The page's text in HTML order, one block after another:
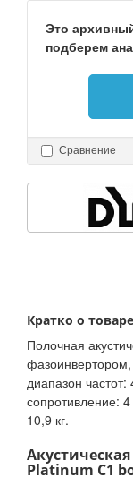
Это
подберем
Сравнение
Кратко о товаре
Полочная
диапазон частот:
сопротивление:
10,9 кг.
Platinum C1